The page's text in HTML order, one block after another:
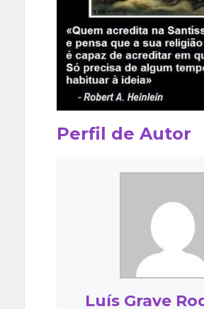
Perfil de Autor
Luís Grave